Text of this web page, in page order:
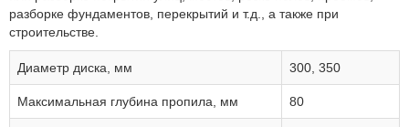
разборке фундаментов, перекрытий и т.д., а также при
строительстве.
Диаметр диска, мм 300, 350
Максимальная глубина пропила, мм 80